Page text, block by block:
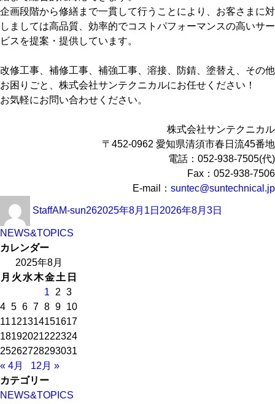
企画段階から修繕まで一貫して行うことにより、お客さまに対
しましては高品質、効率的でコストパフォーマンスの高いサー
ビスを提案・提供しています。
改修工事、補修工事、補強工事、溶接、防錆、塗替え、その他
お困りごと、株式会社サンテクニカルにお任せください！
お気軽にお問い合わせください。
株式会社サンテクニカル
〒452-0962 愛知県清須市春日流45番地
電話：052-938-7505(代)
Fax：052-938-7506
E-mail： suntec@suntechnical.jp
稿
者
StaffAM-sun26
稿
2025年8月1日 2026年8月3日
NEWS&TOPICS
カレンダー
2025年8月
月 火 水木金土 日
1
2 3
4 5 6 7 8 9 10
11121314151617
18192021222324
25262728293031
« 4月
12月 »
カテゴリー
NEWS&TOPICS